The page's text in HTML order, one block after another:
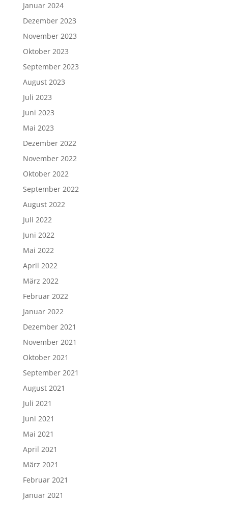
Januar 2024
Dezember 2023
November 2023
Oktober 2023
September 2023
August 2023
Juli 2023
Juni 2023
Mai 2023
Dezember 2022
November 2022
Oktober 2022
September 2022
August 2022
Juli 2022
Juni 2022
Mai 2022
April 2022
März 2022
Februar 2022
Januar 2022
Dezember 2021
November 2021
Oktober 2021
September 2021
August 2021
Juli 2021
Juni 2021
Mai 2021
April 2021
März 2021
Februar 2021
Januar 2021